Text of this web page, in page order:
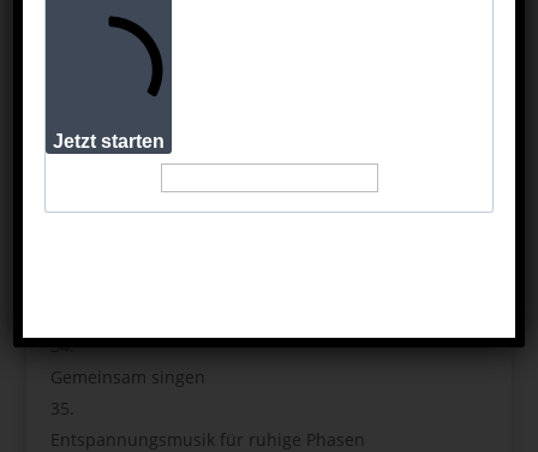
Eigene Playlist erstellen
Märchenklassiker
Gemeinsam singen
Entspannungsmusik für ruhige Phasen
Jetzt starten